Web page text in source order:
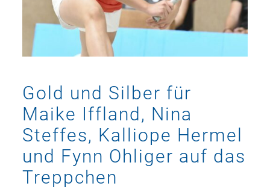
Gold und Silber für
Maike Iffland, Nina
Steffes, Kalliope Hermel
und Fynn Ohliger auf das
Treppchen